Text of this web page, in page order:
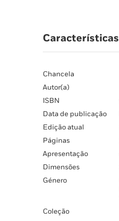
Características
Chancela
Autor(a)
ISBN
Data de publicação
Edição atual
Páginas
Apresentação
Dimensões
Género
Coleção